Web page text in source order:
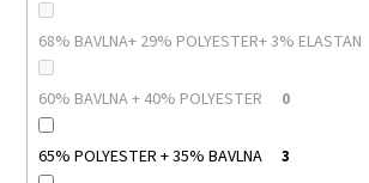
68% BAVLNA+ 29% POLYESTER+ 3% ELASTAN
60% BAVLNA + 40% POLYESTER 0
65% POLYESTER + 35% BAVLNA 3